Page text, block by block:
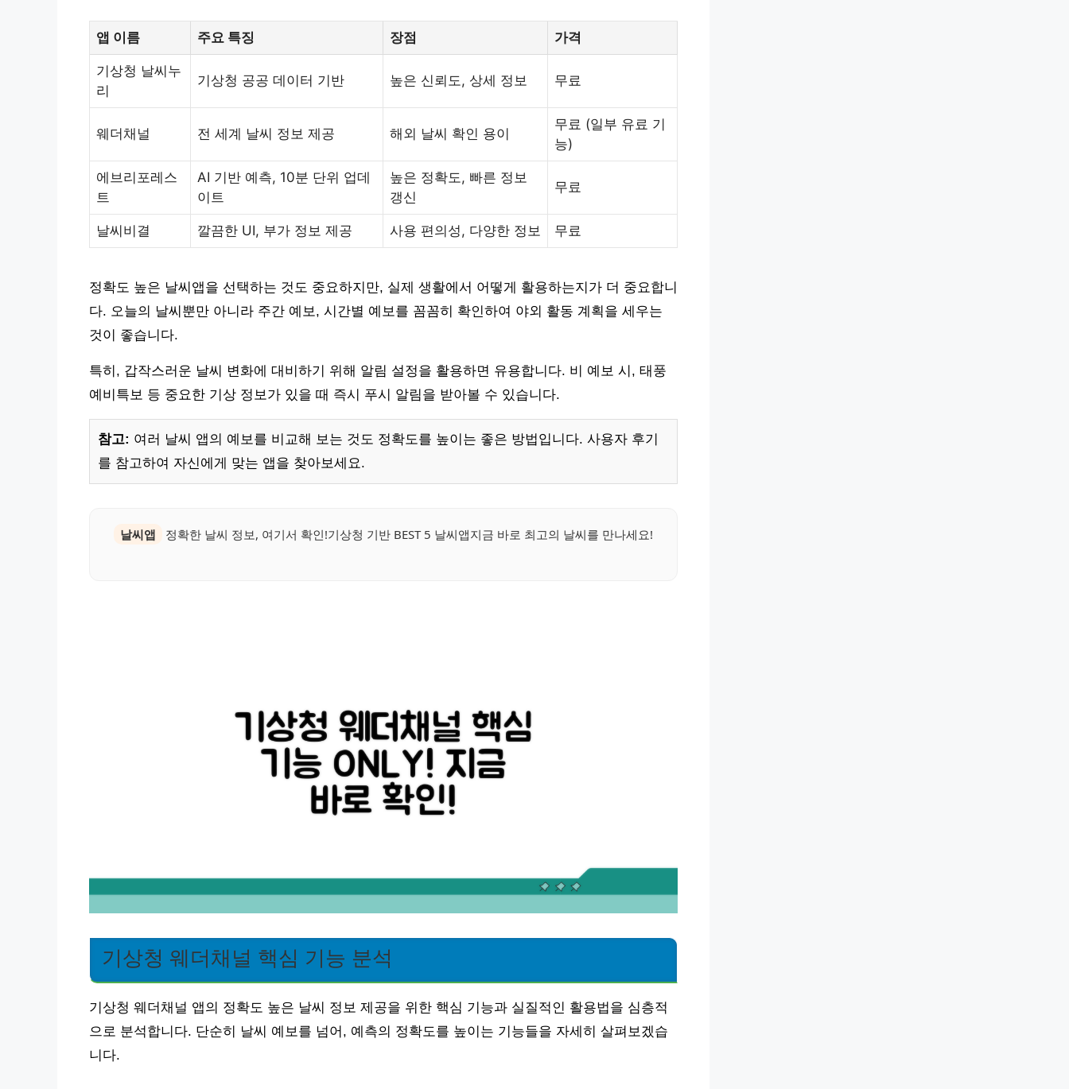
앱 이름 주요 특징 장점 가격
기상청 날씨누
리
기상청 공공 데이터 기반 높은 신뢰도, 상세 정보 무료
웨더채널 전 세계 날씨 정보 제공 해외 날씨 확인 용이
무료 (일부 유료 기
능)
에브리포레스
트
AI 기반 예측, 10분 단위 업데
이트
높은 정확도, 빠른 정보
갱신
무료
날씨비결 깔끔한 UI, 부가 정보 제공 사용 편의성, 다양한 정보 무료
정확도 높은 날씨앱을 선택하는 것도 중요하지만, 실제 생활에서 어떻게 활용하는지가 더 중요합니
다. 오늘의 날씨뿐만 아니라 주간 예보, 시간별 예보를 꼼꼼히 확인하여 야외 활동 계획을 세우는
것이 좋습니다.
특히, 갑작스러운 날씨 변화에 대비하기 위해 알림 설정을 활용하면 유용합니다. 비 예보 시, 태풍
예비특보 등 중요한 기상 정보가 있을 때 즉시 푸시 알림을 받아볼 수 있습니다.
참고: 여러 날씨 앱의 예보를 비교해 보는 것도 정확도를 높이는 좋은 방법입니다. 사용자 후기
를 참고하여 자신에게 맞는 앱을 찾아보세요.
날씨앱 정확한 날씨 정보, 여기서 확인!기상청 기반 BEST 5 날씨앱지금 바로 최고의 날씨를 만나세요!
기상청 웨더채널 핵심 기능 분석
기상청 웨더채널 앱의 정확도 높은 날씨 정보 제공을 위한 핵심 기능과 실질적인 활용법을 심층적
으로 분석합니다. 단순히 날씨 예보를 넘어, 예측의 정확도를 높이는 기능들을 자세히 살펴보겠습
니다.